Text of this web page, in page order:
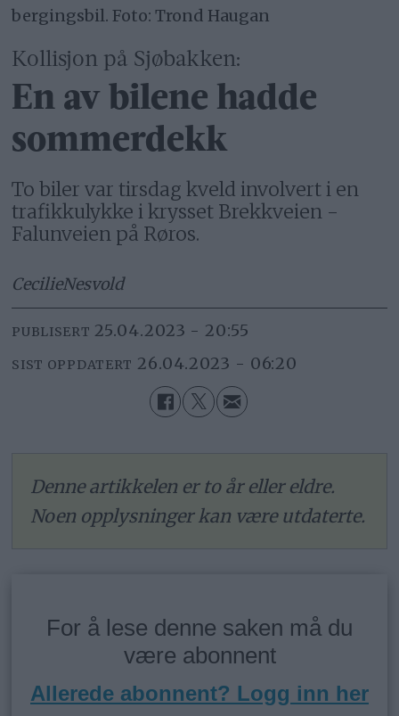
bergingsbil. Foto: Trond Haugan
Kollisjon på Sjøbakken:
En av bilene hadde
sommerdekk
To biler var tirsdag kveld involvert i en
trafikkulykke i krysset Brekkveien -
Falunveien på Røros.
CecilieNesvold
PUBLISERT 25.04.2023 - 20:55
SIST OPPDATERT 26.04.2023 - 06:20
Denne artikkelen er to år eller eldre.
Noen opplysninger kan være utdaterte.
For å lese denne saken må du
være abonnent
Allerede abonnent? Logg inn her